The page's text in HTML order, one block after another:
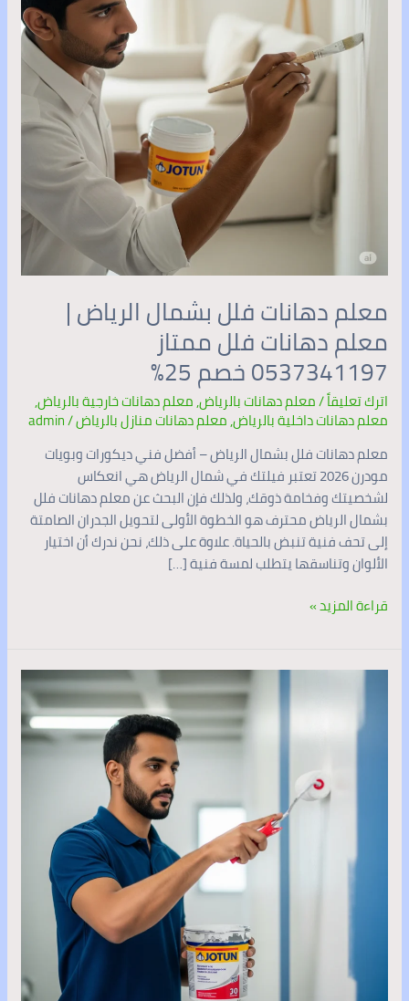
معلم دهانات فلل بشمال الرياض |
معلم دهانات فلل ممتاز
0537341197 خصم 25%
اترك تعليقاً/معلم دهانات بالرياض,معلم دهانات خارجية بالرياض,
معلم دهانات داخلية بالرياض,معلم دهانات منازل بالرياض/
admin
معلم دهانات فلل بشمال الرياض – أفضل فني ديكورات وبويات
مودرن 2026 تعتبر فيلتك في شمال الرياض هي انعكاس
لشخصيتك وفخامة ذوقك، ولذلك فإن البحث عن معلم دهانات فلل
بشمال الرياض محترف هو الخطوة الأولى لتحويل الجدران الصامتة
إلى تحف فنية تنبض بالحياة. علاوة على ذلك، نحن ندرك أن اختيار
الألوان وتناسقها يتطلب لمسة فنية […]
معلم
دهانات
0537341197
قراءة المزيد »
بالرياض